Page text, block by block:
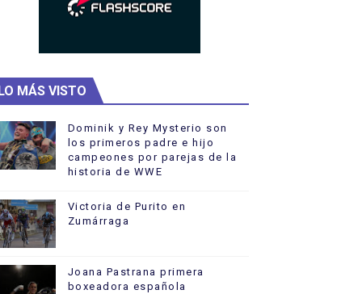
MÁS VISTO
Dominik y Rey Mysterio son
los primeros padre e hijo
campeones por parejas de la
historia de WWE
Victoria de Purito en
Zumárraga
Joana Pastrana primera
boxeadora española